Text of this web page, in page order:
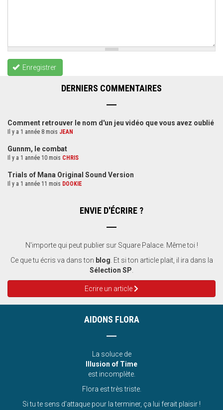
Enregistrer
DERNIERS COMMENTAIRES
Comment retrouver le nom d'un jeu vidéo que vous avez oublié
Il y a 1 année 8 mois JEAN
Gunnm, le combat
Il y a 1 année 10 mois CHRIS
Trials of Mana Original Sound Version
Il y a 1 année 11 mois DOOKIE
ENVIE D'ÉCRIRE ?
N'importe qui peut publier sur Square Palace. Même toi !
Ce que tu écris va dans ton blog . Et si ton article plait, il ira dans la
Sélection SP
Ecrire un article
AIDONS FLORA
La soluce de
Illusion of Time
est incomplète.
Flora est très triste.
Si tu te sens d’attaque pour la terminer, ça lui ferait plaisir !